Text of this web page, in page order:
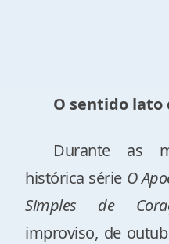
O sentido lato
Durante as
histórica série O
Simples de
improviso, de